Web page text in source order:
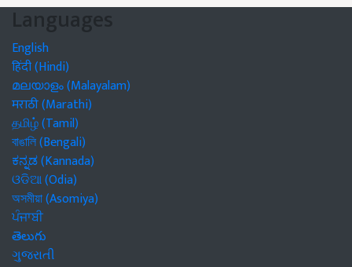
Languages
English
हिंदी (Hindi)
മലയാളം (Malayalam)
मराठी (Marathi)
தமிழ் (Tamil)
বাঙালি (Bengali)
ಕನ್ನಡ (Kannada)
ଓଡିଆ (Odia)
অসমীয়া (Asomiya)
ਪੰਜਾਬੀ
తెలుగు
ગુજરાતી